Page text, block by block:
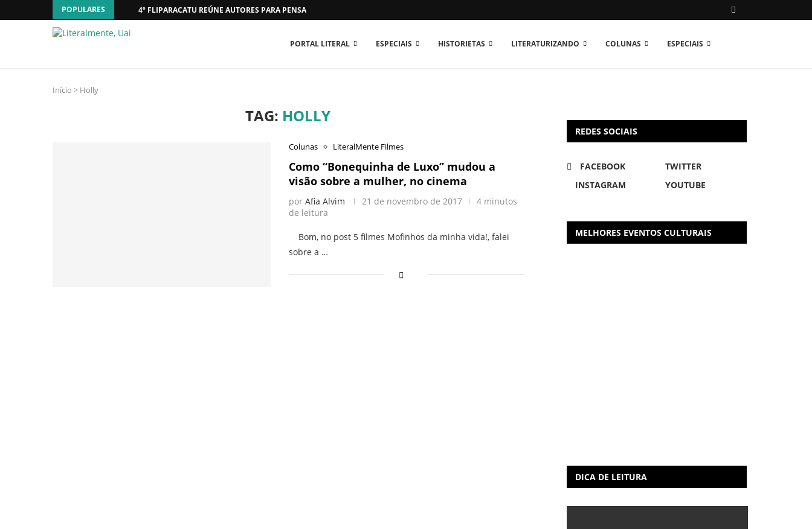
POPULARES 4º FLIPARACATU REÚNE AUTORES PARA PENSAR O MUNDO...
PORTAL LITERAL ESPECIAIS HISTORIETAS LITERATURIZANDO COLUNAS ESPECIAIS
Início > Holly
TAG: HOLLY
Colunas LiteralMente Filmes
Como “Bonequinha de Luxo” mudou a
visão sobre a mulher, no cinema
por Afia Alvim 21 de novembro de 2017
4 minutos
de leitura
Bom, no post 5 filmes Mofinhos da minha vida!, falei
sobre a …
REDES SOCIAIS
FACEBOOK
TWITTER
INSTAGRAM
YOUTUBE
MELHORES EVENTOS CULTURAIS
DICA DE LEITURA